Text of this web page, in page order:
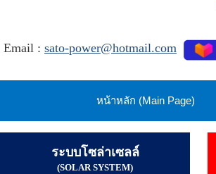
**
Email : sato-power@hotmail.com
หน้าหลัก (Main Page)
ระบบโซล่าเซลล์
(SOLAR SYSTEM)